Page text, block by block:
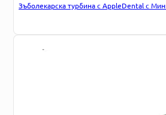
Зъболекарска турбина с AppleDental с